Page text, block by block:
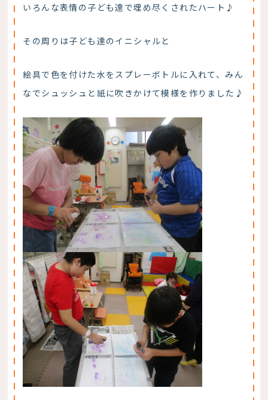
いろんな表情の子ども達で埋め尽くされたハート♪
その周りは子ども達のイニシャルと
絵具で色を付けた水をスプレーボトルに入れて、みん
なでシュッシュと紙に吹きかけて模様を作りました♪